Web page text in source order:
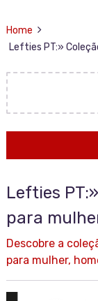
Home
Lefties PT:»
Lefties
para
Descobre a
para mulher,